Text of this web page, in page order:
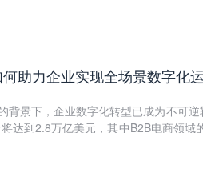
助力企业实现全场景数字化
背景下，企业数字化转型已成为不可
达到2.8万亿美元，其中B2B电商领域